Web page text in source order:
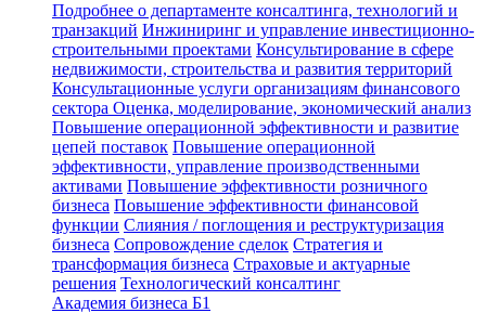
Подробнее о департаменте консалтинга, технологий и
транзакций Инжиниринг и управление инвестиционно-
строительными проектами Консультирование в сфере
недвижимости, строительства и развития территорий
Консультационные услуги организациям финансового
сектора Оценка, моделирование, экономический анализ
Повышение операционной эффективности и развитие
цепей поставок Повышение операционной
эффективности, управление производственными
активами Повышение эффективности розничного
бизнеса Повышение эффективности финансовой
функции Слияния / поглощения и реструктуризация
бизнеса Сопровождение сделок Стратегия и
трансформация бизнеса Страховые и актуарные
решения Технологический консалтинг
Академия бизнеса Б1